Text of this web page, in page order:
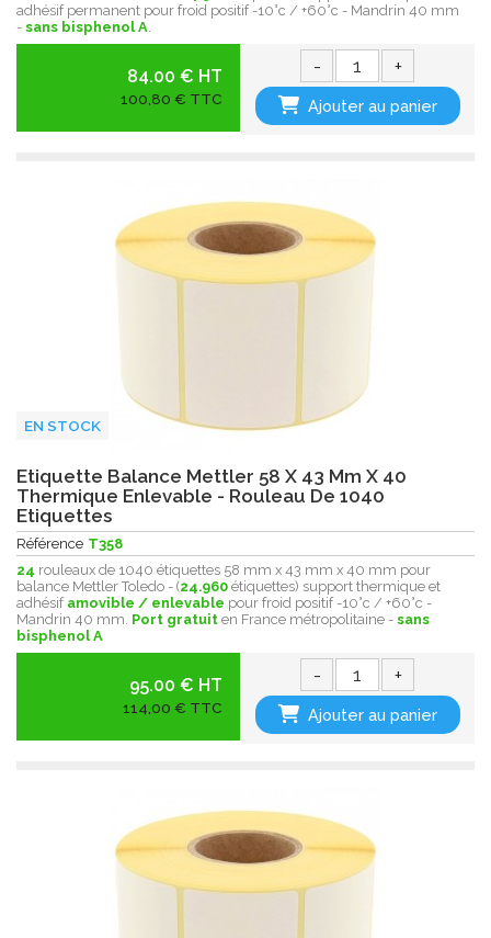
adhésif permanent pour froid positif -10°c / +60°c - Mandrin 40 mm
- sans bisphenol A
84.00 € HT
100,80 € TTC
- +
Ajouter au panier
EN STOCK
Etiquette Balance Mettler 58 X 43 Mm X 40
Thermique Enlevable - Rouleau De 1040
Etiquettes
Référence T358
24 rouleaux de 1040 étiquettes 58 mm x 43 mm x 40 mm pour
balance Mettler Toledo - (24.960 étiquettes) support thermique et
adhésif amovible / enlevable pour froid positif -10°c / +60°c -
Mandrin 40 mm. Port gratuit en France métropolitaine - sans
bisphenol A
95.00 € HT
114,00 € TTC
- +
Ajouter au panier